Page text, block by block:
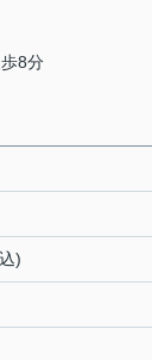
歩8分
)